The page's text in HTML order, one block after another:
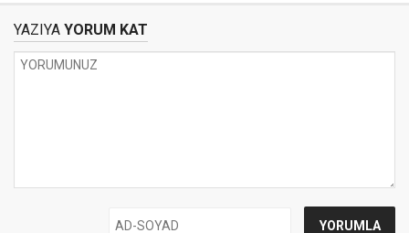
YAZIYA YORUM KAT